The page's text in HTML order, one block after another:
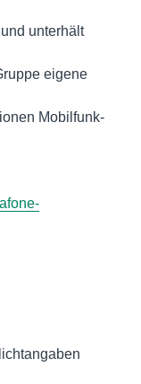
unterhält
eigene
Mobilfunk-